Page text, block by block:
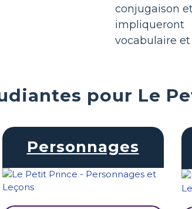
conjugaison
vocabulaire
pour Le
Personnages